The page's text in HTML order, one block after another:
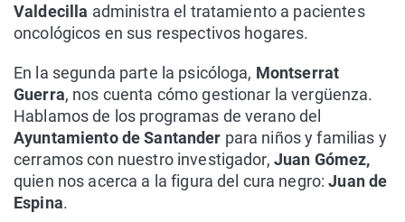
Valdecilla administra el tratamiento a pacientes
oncológicos en sus respectivos hogares.
En la segunda parte la psicóloga, Montserrat
Guerra, nos cuenta cómo gestionar la vergüenza.
Hablamos de los programas de verano del
Ayuntamiento de Santander para niños y familias y
cerramos con nuestro investigador, Juan Gómez,
quien nos acerca a la figura del cura negro: Juan de
Espina.